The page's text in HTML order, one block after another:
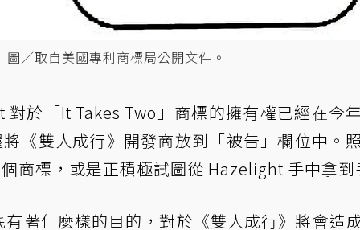
／取自美國專利商標局公開文件。
於「It Takes Two」商標的擁有權已經在今
《雙人成行》開發商放到「被告」欄位中。
商標，或是正積極試圖從 Hazelight 手中拿到
著什麼樣的目的，對於《雙人成行》將會造